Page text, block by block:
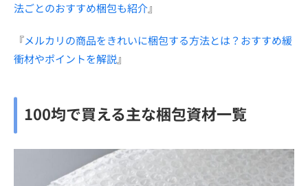
法ごとのおすすめ梱包も紹介』
『メルカリの商品をきれいに梱包する方法とは？おすすめ緩
衝材やポイントを解説』
100均で買える主な梱包資材一覧